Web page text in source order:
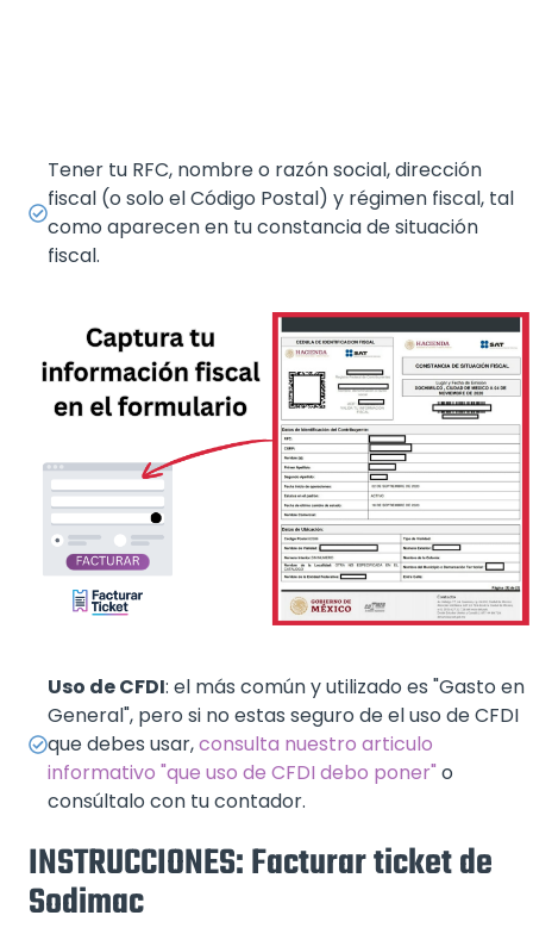
Tener tu RFC, nombre o razón social, dirección
fiscal (o solo el Código Postal) y régimen fiscal, tal
como aparecen en tu constancia de situación
fiscal.
Uso de CFDI: el más común y utilizado es "Gasto en
General", pero si no estas seguro de el uso de CFDI
que debes usar,consulta nuestro articulo
informativo "que uso de CFDI debo poner" o
consúltalo con tu contador.
INSTRUCCIONES: Facturar ticket de
Sodimac